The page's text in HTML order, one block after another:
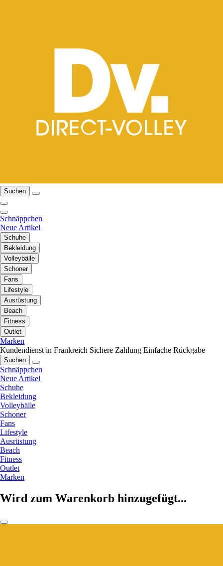
Suchen
Schnäppchen
Neue Artikel
Schuhe
Bekleidung
Volleybälle
Schoner
Fans
Lifestyle
Ausrüstung
Beach
Fitness
Outlet
Marken
Kundendienst in Frankreich Sichere Zahlung Einfache Rückgabe
Suchen
Schnäppchen
Neue Artikel
Schuhe
Bekleidung
Volleybälle
Schoner
Fans
Lifestyle
Ausrüstung
Beach
Fitness
Outlet
Marken
Wird zum Warenkorb hinzugefügt...